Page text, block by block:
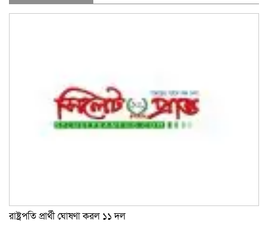
রাষ্ট্রপতি প্রার্থী ঘোষণা করল ১১ দল